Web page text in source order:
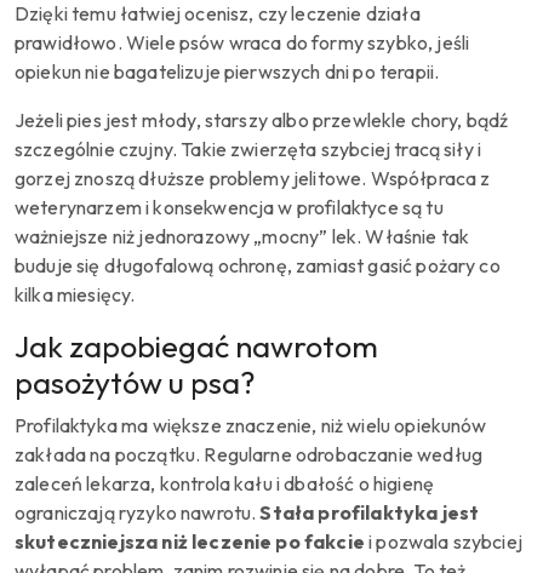
Dzięki temu łatwiej ocenisz, czy leczenie działa
prawidłowo. Wiele psów wraca do formy szybko, jeśli
opiekun nie bagatelizuje pierwszych dni po terapii.
Jeżeli pies jest młody, starszy albo przewlekle chory, bądź
szczególnie czujny. Takie zwierzęta szybciej tracą siły i
gorzej znoszą dłuższe problemy jelitowe. Współpraca z
weterynarzem i konsekwencja w profilaktyce są tu
ważniejsze niż jednorazowy „mocny” lek. Właśnie tak
buduje się długofalową ochronę, zamiast gasić pożary co
kilka miesięcy.
Jak zapobiegać nawrotom
pasożytów u psa?
Profilaktyka ma większe znaczenie, niż wielu opiekunów
zakłada na początku. Regularne odrobaczanie według
zaleceń lekarza, kontrola kału i dbałość o higienę
ograniczają ryzyko nawrotu.Stała profilaktyka jest
skuteczniejsza niż leczenie po fakcie i pozwala szybciej